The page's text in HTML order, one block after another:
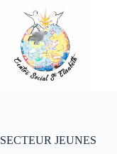
SECTEUR JEUNES